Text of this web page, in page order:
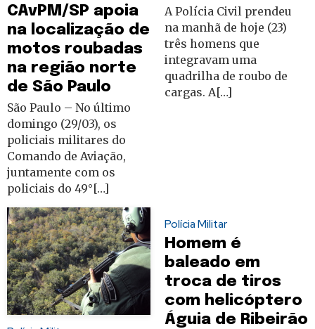
CAvPM/SP apoia
na localização de
motos roubadas
na região norte
de São Paulo
São Paulo – No último
domingo (29/03), os
policiais militares do
Comando de Aviação,
juntamente com os
policiais do 49°[…]
A Polícia Civil prendeu
na manhã de hoje (23)
três homens que
integravam uma
quadrilha de roubo de
cargas. A[…]
Polícia Militar
Homem é
baleado em
troca de tiros
com helicóptero
Águia de Ribeirão